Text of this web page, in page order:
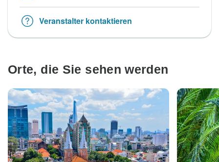
Veranstalter kontaktieren
Orte, die Sie sehen werden